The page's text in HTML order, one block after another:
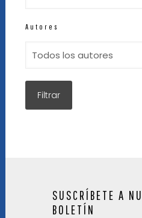
Autores
SUSCRÍBETE A
BOLETÍN